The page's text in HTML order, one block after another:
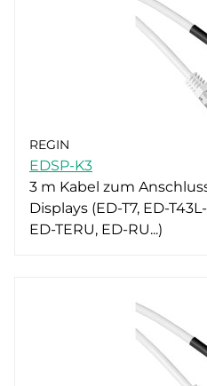
REGIN
EDSP-K3
3 m Kabel zum
Displays (ED-T7, ED-
ED-TERU, ED-RU...)